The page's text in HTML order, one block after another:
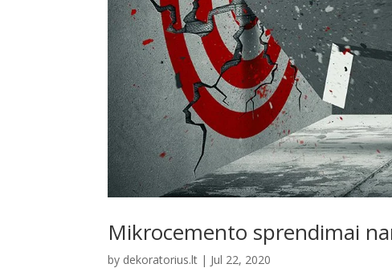
Mikrocemento sprendimai
by dekoratorius.lt | Jul 22, 2020